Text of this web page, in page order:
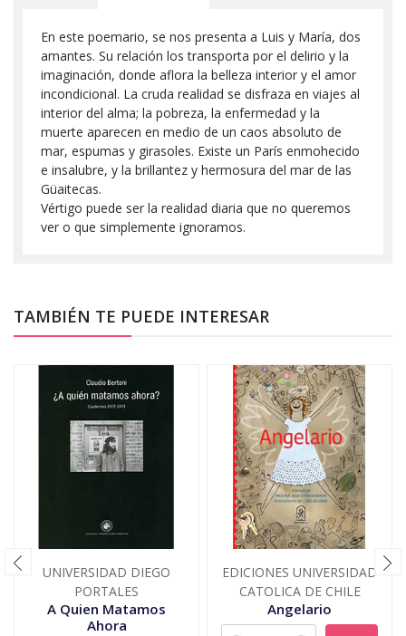
En este poemario, se nos presenta a Luis y María, dos
amantes. Su relación los transporta por el delirio y la
imaginación, donde aflora la belleza interior y el amor
incondicional. La cruda realidad se disfraza en viajes al
interior del alma; la pobreza, la enfermedad y la
muerte aparecen en medio de un caos absoluto de
mar, espumas y girasoles. Existe un París enmohecido
e insalubre, y la brillantez y hermosura del mar de las
Güaitecas.
Vértigo puede ser la realidad diaria que no queremos
ver o que simplemente ignoramos.
TAMBIÉN TE PUEDE INTERESAR
UNIVERSIDAD DIEGO
PORTALES
A Quien Matamos
Ahora
EDICIONES UNIVERSIDAD
CATOLICA DE CHILE
Angelario